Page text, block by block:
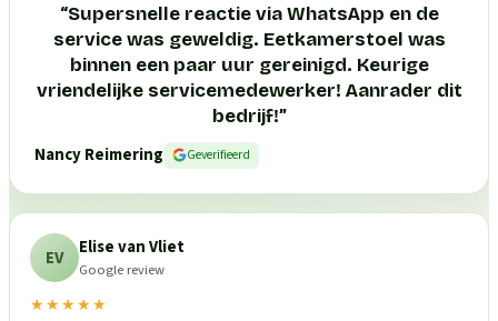
“Supersnelle reactie via WhatsApp en de
service was geweldig. Eetkamerstoel was
binnen een paar uur gereinigd. Keurige
vriendelijke servicemedewerker! Aanrader dit
bedrijf!”
Nancy Reimering
Geverifieerd
EV Elise van Vliet
Google review
★★★★★